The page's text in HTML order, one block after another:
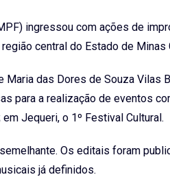
ingressou com ações de
central do Estado de Minas
Maria das Dores de Souza
para a realização de eventos
Jequeri, o 1º Festival Cultural.
Os editais foram
já definidos.